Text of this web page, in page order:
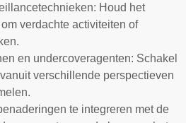
Houd het
verdachte activiteiten of
en undercoveragenten: Schakel
verschillende perspectieven
te integreren met de